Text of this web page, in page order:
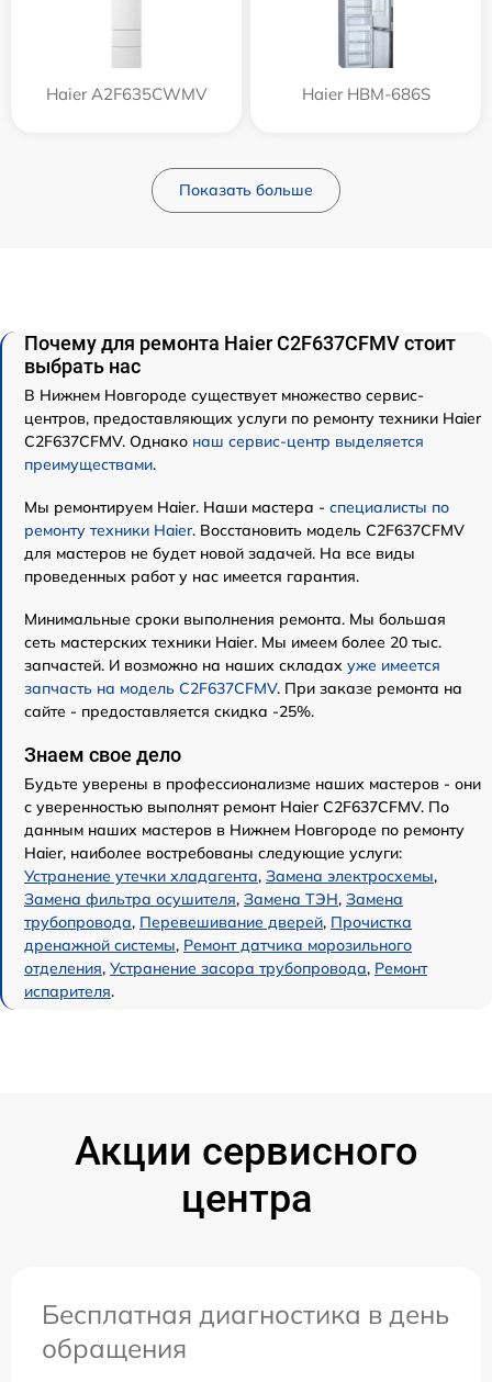
Haier A2F635CWMV Haier HBM-686S
Показать больше
Почему для ремонта Haier C2F637CFMV стоит
выбрать нас
В Нижнем Новгороде существует множество сервис-
центров, предоставляющих услуги по ремонту техники Haier
C2F637CFMV. Однако наш сервис-центр выделяется
преимуществами.
Мы ремонтируем Haier. Наши мастера - специалисты по
ремонту техники Haier. Восстановить модель C2F637CFMV
для мастеров не будет новой задачей. На все виды
проведенных работ у нас имеется гарантия.
Минимальные сроки выполнения ремонта. Мы большая
сеть мастерских техники Haier. Мы имеем более 20 тыс.
запчастей. И возможно на наших складах уже имеется
запчасть на модель C2F637CFMV. При заказе ремонта на
сайте - предоставляется скидка -25%.
Знаем свое дело
Будьте уверены в профессионализме наших мастеров - они
с уверенностью выполнят ремонт Haier C2F637CFMV. По
данным наших мастеров в Нижнем Новгороде по ремонту
Haier, наиболее востребованы следующие услуги:
Устранение утечки хладагента, Замена электросхемы,
Замена фильтра осушителя, Замена ТЭН, Замена
трубопровода, Перевешивание дверей, Прочистка
дренажной системы, Ремонт датчика морозильного
отделения, Устранение засора трубопровода, Ремонт
испарителя.
Акции сервисного
центра
Бесплатная диагностика в день
обращения